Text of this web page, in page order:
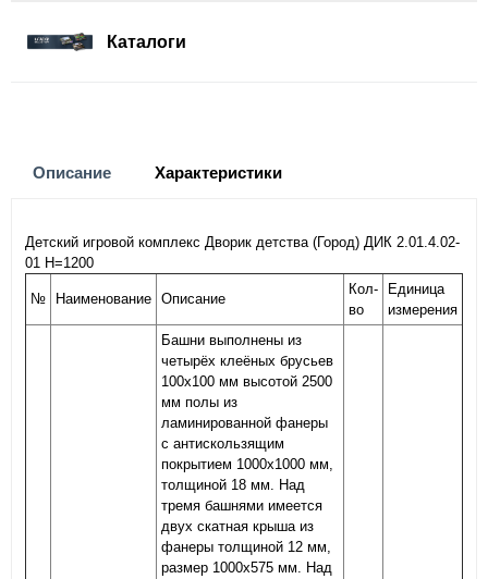
Каталоги
Описание Характеристики
Детский игровой комплекс Дворик детства (Город) ДИК 2.01.4.02-
01 H=1200
№ Наименование Описание
Кол-
во
Единица
измерения
Башни выполнены из
четырёх клеёных брусьев
100х100 мм высотой 2500
мм полы из
ламинированной фанеры
с антискользящим
покрытием 1000х1000 мм,
толщиной 18 мм. Над
тремя башнями имеется
двух скатная крыша из
фанеры толщиной 12 мм,
размер 1000х575 мм. Над